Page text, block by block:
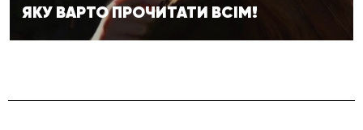
ЯКУ ВАРТО ПРОЧИТАТИ ВСІМ!